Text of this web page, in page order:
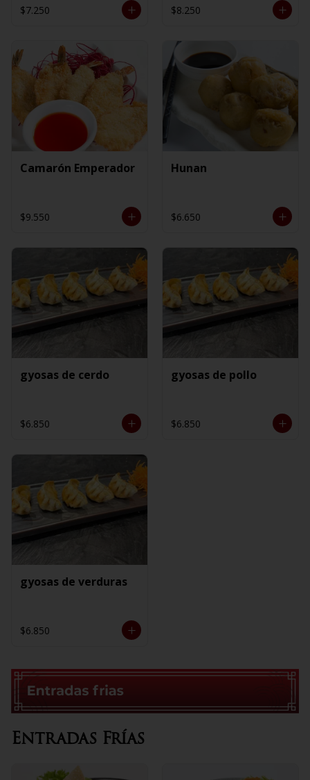
$7.250 $8.250
Camarón Emperador
$9.550
Hunan
$6.650
gyosas de cerdo
$6.850
gyosas de pollo
$6.850
gyosas de verduras
$6.850
Entradas Frías